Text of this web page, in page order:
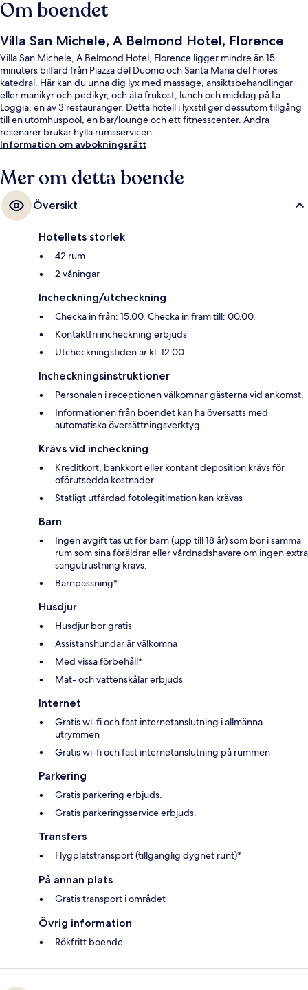
Om boendet
Villa San Michele, A Belmond Hotel, Florence
Villa San Michele, A Belmond Hotel, Florence ligger mindre än 15
minuters bilfärd från Piazza del Duomo och Santa Maria del Fiores
katedral. Här kan du unna dig lyx med massage, ansiktsbehandlingar
eller manikyr och pedikyr, och äta frukost, lunch och middag på La
Loggia, en av 3 restauranger. Detta hotell i lyxstil ger dessutom tillgång
till en utomhuspool, en bar/lounge och ett fitnesscenter. Andra
resenärer brukar hylla rumsservicen.
Information om avbokningsrätt
Mer om detta boende
Översikt
Hotellets storlek
42 rum
2 våningar
Incheckning/utcheckning
Checka in från: 15.00. Checka in fram till: 00.00.
Kontaktfri incheckning erbjuds
Utcheckningstiden är kl. 12.00
Incheckningsinstruktioner
Personalen i receptionen välkomnar gästerna vid ankomst.
Informationen från boendet kan ha översatts med
automatiska översättningsverktyg
Krävs vid incheckning
Kreditkort, bankkort eller kontant deposition krävs för
oförutsedda kostnader.
Statligt utfärdad fotolegitimation kan krävas
Barn
Ingen avgift tas ut för barn (upp till 18 år) som bor i samma
rum som sina föräldrar eller vårdnadshavare om ingen extra
sängutrustning krävs.
Barnpassning*
Husdjur
Husdjur bor gratis
Assistanshundar är välkomna
Med vissa förbehåll*
Mat- och vattenskålar erbjuds
Internet
Gratis wi-fi och fast internetanslutning i allmänna
utrymmen
Gratis wi-fi och fast internetanslutning på rummen
Parkering
Gratis parkering erbjuds.
Gratis parkeringsservice erbjuds.
Transfers
Flygplatstransport (tillgänglig dygnet runt)*
På annan plats
Gratis transport i området
Övrig information
Rökfritt boende